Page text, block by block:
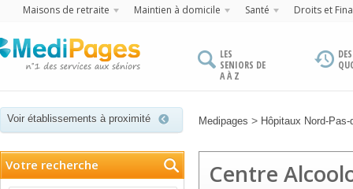
Maisons de retraite Maintien à domicile Santé Droits et
LES
SENIORS DE
A À Z
Voir établissements à proximité Medipages > Hôpitaux Nord-Pas-
Votre recherche Centre